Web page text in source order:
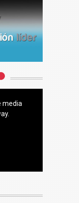
media